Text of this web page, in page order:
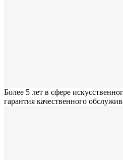
Более 5 лет в сфере
гарантия качественного